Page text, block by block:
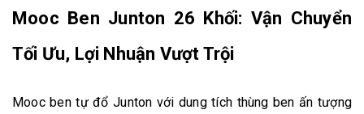
Mooc Ben Junton 26 Khối: Vận Chuyển
Tối Ưu, Lợi Nhuận Vượt Trội
Mooc ben tự đổ Junton với dung tích thùng ben ấn tượng